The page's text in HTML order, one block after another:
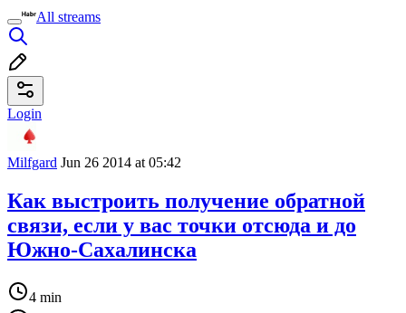
All streams
Login
Milfgard Jun 26 2014 at 05:42
Как выстроить получение обратной
связи, если у вас точки отсюда и до
Южно-Сахалинска
4 min